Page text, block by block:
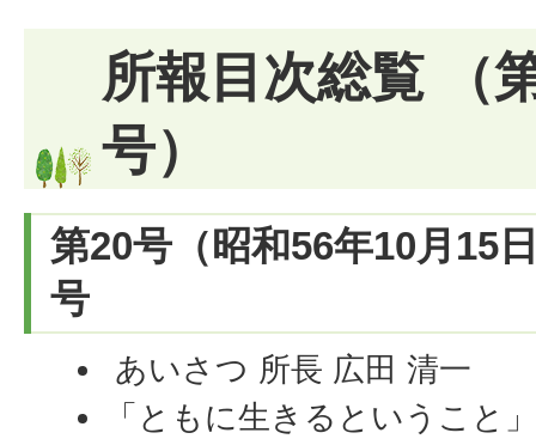
所報目次総覧 （
号）
第20号（昭和56年10月15
号
あいさつ 所長 広田 清一
「ともに生きるということ